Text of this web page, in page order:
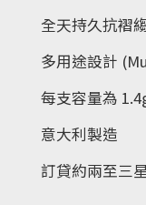
全天持久抗褶
多用途設計
每支容量為
意大利製造
訂貸約兩至三